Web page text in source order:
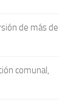
de más de
comunal,